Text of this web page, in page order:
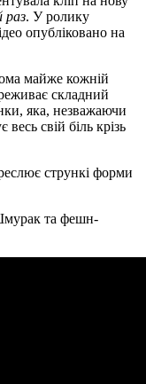
раз. У ролику
опубліковано на
майже кожній
складний
яка, незважаючи
свій біль крізь
стрункі форми
та фешн-